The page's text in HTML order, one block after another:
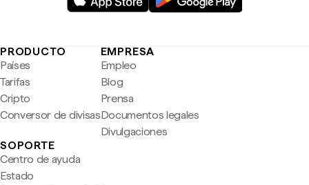
PRODUCTO
Países
Tarifas
Cripto
Conversor de divisas
EMPRESA
Empleo
Blog
Prensa
Documentos legales
Divulgaciones
SOPORTE
Centro de ayuda
Estado